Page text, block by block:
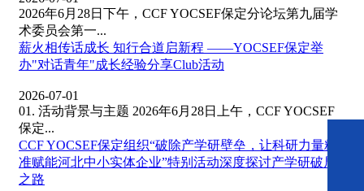
2026年6月28日下午，CCF YOCSEF保定分论坛第九届学
术委员会第一...
薪火相传话成长 知行合道启新程 ——YOCSEF保定举
办"对话青年"成长经验分享Club活动
2026-07-01
01. 活动背景与主题 2026年6月28日上午，CCF YOCSEF
保定...
CCF YOCSEF保定组织“破除产学研壁垒，让科研力量精
准赋能河北中小实体企业”特别活动深度探讨产学研破局
之路